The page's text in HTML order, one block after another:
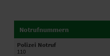
Notrufnummern
Polizei Notruf
110